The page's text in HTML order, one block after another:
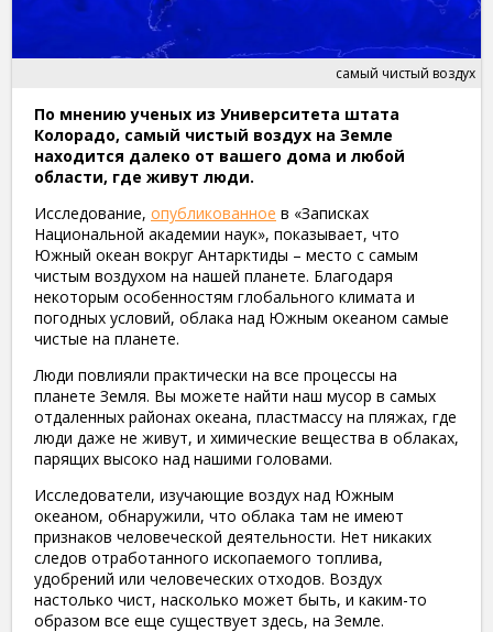
самый чистый воздух
По мнению ученых из Университета штата
Колорадо, самый чистый воздух на Земле
находится далеко от вашего дома и любой
области, где живут люди.
Исследование, опубликованное в «Записках
Национальной академии наук», показывает, что
Южный океан вокруг Антарктиды – место с самым
чистым воздухом на нашей планете. Благодаря
некоторым особенностям глобального климата и
погодных условий, облака над Южным океаном самые
чистые на планете.
Люди повлияли практически на все процессы на
планете Земля. Вы можете найти наш мусор в самых
отдаленных районах океана, пластмассу на пляжах, где
люди даже не живут, и химические вещества в облаках,
парящих высоко над нашими головами.
Исследователи, изучающие воздух над Южным
океаном, обнаружили, что облака там не имеют
признаков человеческой деятельности. Нет никаких
следов отработанного ископаемого топлива,
удобрений или человеческих отходов. Воздух
настолько чист, насколько может быть, и каким-то
образом все еще существует здесь, на Земле.